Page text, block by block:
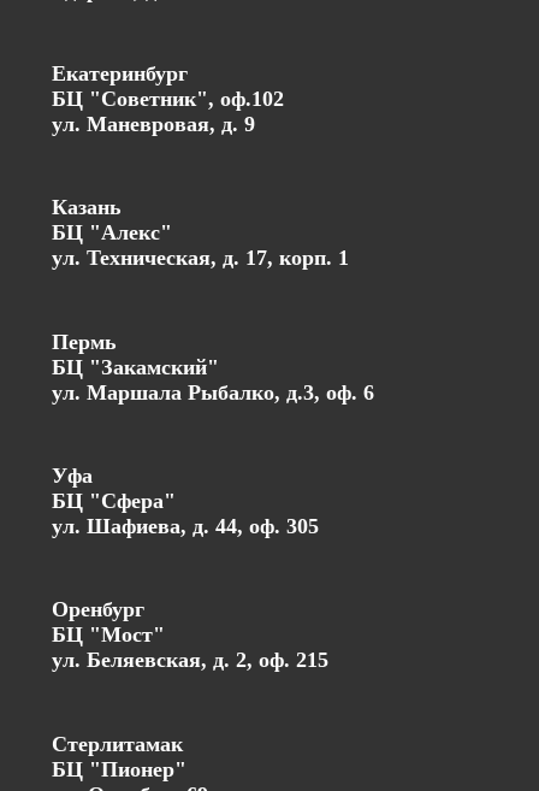
Екатеринбург
БЦ "Советник", оф.102
ул. Маневровая, д. 9
Казань
БЦ "Алекс"
ул. Техническая, д. 17, корп. 1
Пермь
БЦ "Закамский"
ул. Маршала Рыбалко, д.3, оф. 6
Уфа
БЦ "Сфера"
ул. Шафиева, д. 44, оф. 305
Оренбург
БЦ "Мост"
ул. Беляевская, д. 2, оф. 215
Стерлитамак
БЦ "Пионер"